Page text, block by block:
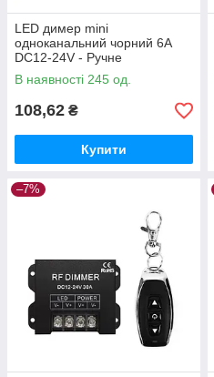
LED димер mini
одноканальний чорний 6A
DC12-24V - Ручне
регулювання
В наявності 245 од.
108,62 ₴
Купити
–7%